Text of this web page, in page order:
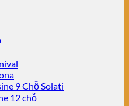
9 Chỗ Solati
12 chỗ